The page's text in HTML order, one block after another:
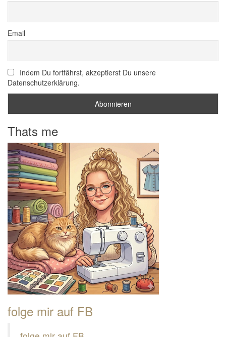
Email
Indem Du fortfährst, akzeptierst Du unsere
Datenschutzerklärung.
Thats me
folge mir auf FB